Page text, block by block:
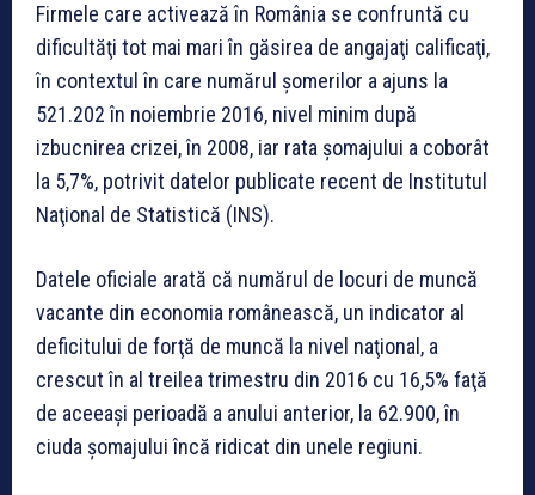
Firmele care activează în România se confruntă cu
dificultăţi tot mai mari în găsirea de angajaţi calificaţi,
în contextul în care numărul şomerilor a ajuns la
521.202 în noiembrie 2016, nivel minim după
izbucnirea crizei, în 2008, iar rata şomajului a coborât
la 5,7%, potrivit datelor publicate recent de Institutul
Naţional de Statistică (INS).
Datele oficiale arată că numărul de locuri de muncă
vacante din economia românească, un indicator al
deficitului de forţă de muncă la nivel naţional, a
crescut în al treilea trimestru din 2016 cu 16,5% faţă
de aceeaşi perioadă a anului anterior, la 62.900, în
ciuda şomajului încă ridicat din unele regiuni.